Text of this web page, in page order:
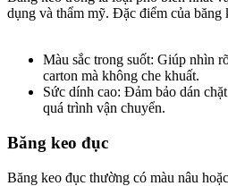
dụng và thẩm mỹ. Đặc điểm của băng
Màu sắc trong suốt: Giúp nhìn
carton mà không che khuất.
Sức dính cao: Đảm bảo dán
quá trình vận chuyển.
Băng keo đục​
Băng keo đục thường có màu nâu